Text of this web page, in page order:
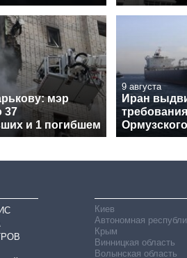
мэр
37
и 1 погибшем
9 августа
Иран
Киев
Автономная
Крым
Винницкая область
Волынская область